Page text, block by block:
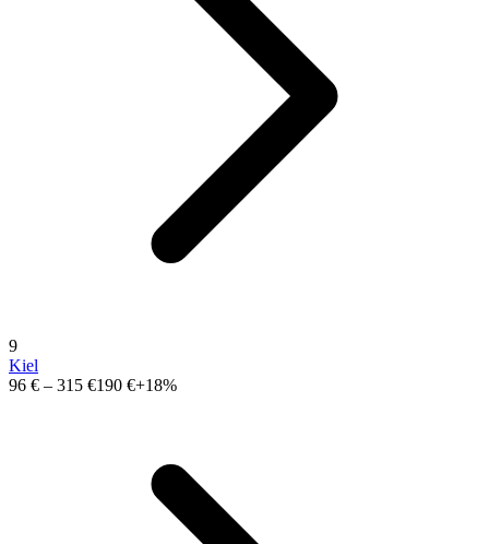
9
Kiel
96 € – 315 €190 €+18%